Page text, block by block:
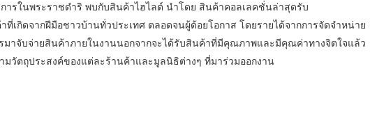
ารในพระราชดำริ พบกับสินค้าไฮไลต์ นำโดย สินค้าคอลเลคชั่นล่าสุดรับ
เกิดจากฝีมือชาวบ้านทั่วประเทศ ตลอดจนผู้ด้อยโอกาส โดยรายได้จากการจัดจำหน่าย
าจับจ่ายสินค้าภายในงานนอกจากจะได้รับสินค้าที่มีคุณภาพและมีคุณค่าทางจิตใจแล้ว
มวัตถุประสงค์ของแต่ละร้านค้าและมูลนิธิต่างๆ ที่มาร่วมออกงาน